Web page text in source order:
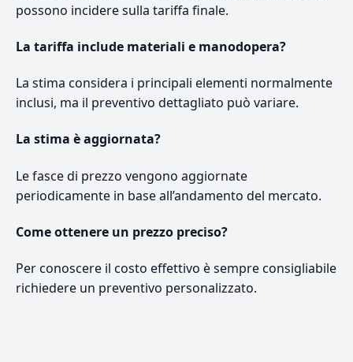
possono incidere sulla tariffa finale.
La tariffa include materiali e manodopera?
La stima considera i principali elementi normalmente
inclusi, ma il preventivo dettagliato può variare.
La stima è aggiornata?
Le fasce di prezzo vengono aggiornate
periodicamente in base all’andamento del mercato.
Come ottenere un prezzo preciso?
Per conoscere il costo effettivo è sempre consigliabile
richiedere un preventivo personalizzato.